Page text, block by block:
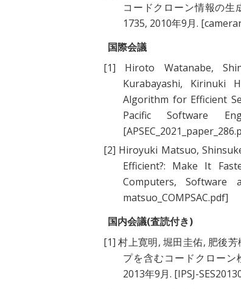
コードクローン情報の生
1735, 2010年9月.
国際会議
[1]
Hiroto Watanabe,
Kurabayashi, Kirinuki
Algorithm for Efficient
Pacific Software
[2] Hiroyuki Matsuo,
Efficient?: Make It
Computers, Software
matsuo_COMPSAC.pdf]
国内会議(査読付き)
[1] 村上寛明,堀田圭佑, 肥後芳
プを含むコードクローン
2013年9月. [IPSJ-